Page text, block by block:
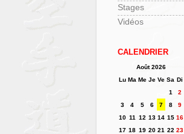
Stages
Vidéos
CALENDRIER
Août 2026
Lu Ma Me Je Ve Sa Di
1
2
3
4 5 6 7 8
9
10 11 12 13 14 15 16
17 18 19 20 21 22 23